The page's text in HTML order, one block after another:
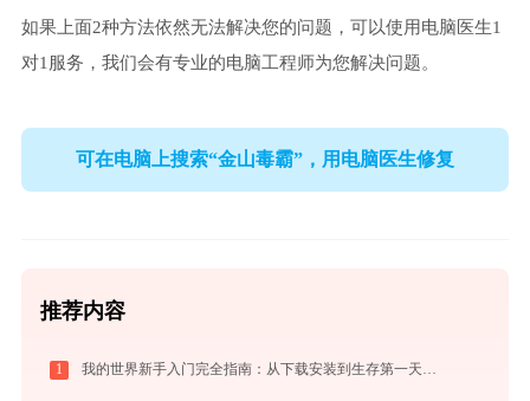
如果上面2种方法依然无法解决您的问题，可以使用电脑医生1
对1服务，我们会有专业的电脑工程师为您解决问题。
可在电脑上搜索“金山毒霸”，用电脑医生修复
推荐内容
1 我的世界新手入门完全指南：从下载安装到生存第一天，一篇讲透